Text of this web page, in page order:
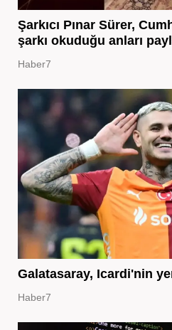
Şarkıcı Pınar Sürer,
şarkı okuduğu anları
Haber7
Galatasaray, Icardi'nin
Haber7